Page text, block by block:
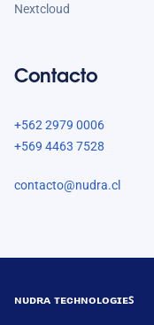
Nextcloud
Contacto
+562 2979 0006
+569 4463 7528
contacto@nudra.cl
ɴᴜᴅʀᴀ ᴛᴇᴄʜɴᴏʟᴏɢɪᴇꜱ